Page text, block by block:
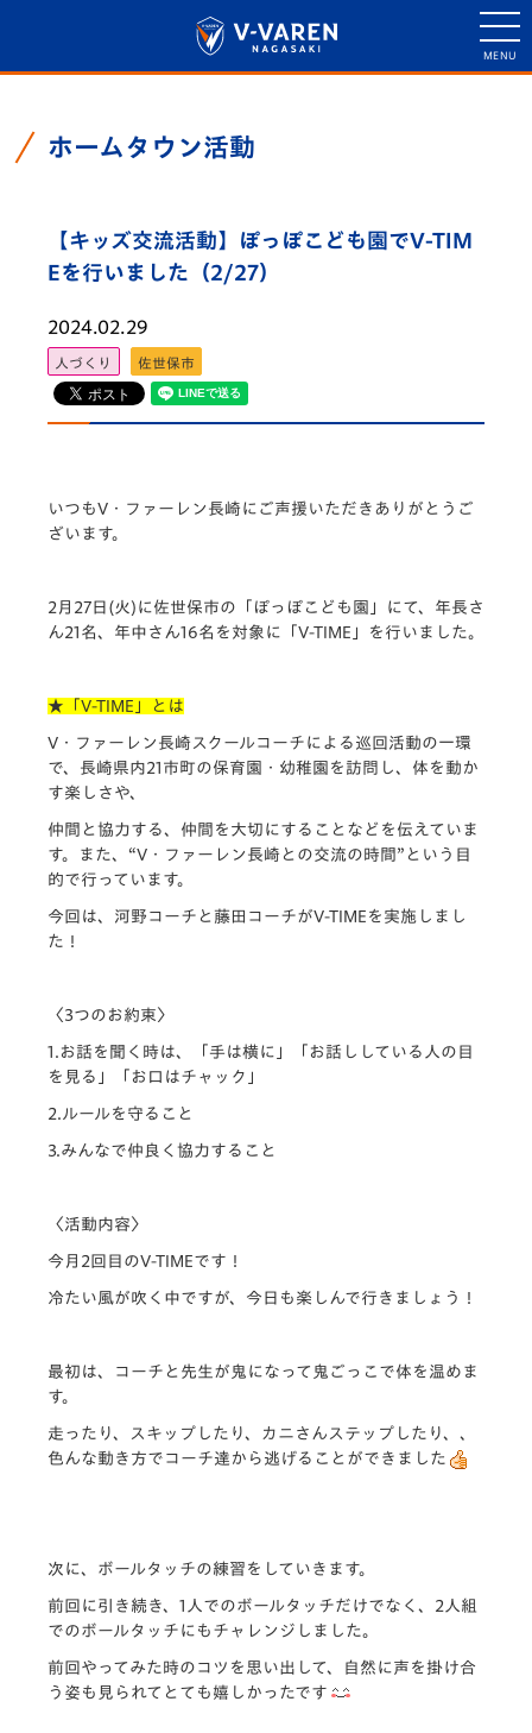
ホームタウン活動
【キッズ交流活動】ぽっぽこども園でV-TIM
Eを行いました（2/27）
2024.02.29
人づくり 佐世保市
いつもV・ ファーレン長崎にご声援いただきありがとうご
ざいます。
2月27日(火)に佐世保市の「ぽっぽこども園」にて、 年長さ
ん21名、年中さん16名を対象に「V-TIME」
を行いました。
★「V-TIME」とは
V・ファーレン長崎スクールコーチによる巡回活動の一環
で、 長崎県内21市町の保育園・幼稚園を訪問し、 体を動か
す楽しさや、
仲間と協力する、仲間を大切にすることなどを伝えていま
す。
また、“V・ファーレン長崎との交流の時間” という目
的で行っています。
今回は、河野コーチと藤田コーチがV-TIMEを実施しまし
た！
〈3つのお約束〉
1.お話を聞く時は、「手は横に」「 お話ししている人の目
を見る」「お口はチャック」
2.ルールを守ること
3.みんなで仲良く協力すること
〈活動内容〉
今月2回目のV-TIMEです！
冷たい風が吹く中ですが、今日も楽しんで行きましょう！
最初は、コーチと先生が鬼になって鬼ごっこで体を温めま
す。
走ったり、スキップしたり、カニさんステップしたり、、
色んな動き方でコーチ達から逃げることができました
次に、ボールタッチの練習をしていきます。
前回に引き続き、1人でのボールタッチだけでなく、 2人組
でのボールタッチにもチャレンジしました。
前回やってみた時のコツを思い出して、
自然に声を掛け合
う姿も見られてとても嬉しかったです